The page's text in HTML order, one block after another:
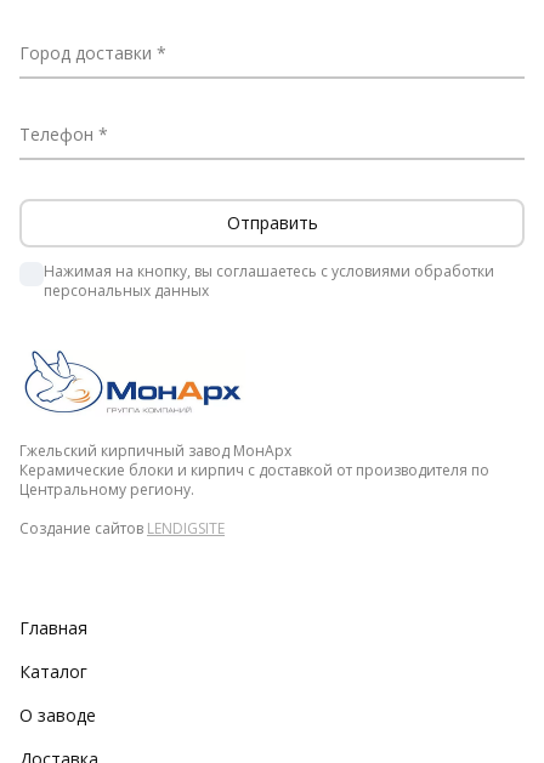
Город доставки
Телефон
Нажимая на кнопку, вы соглашаетесь с условиями обработки
персональных данных
Гжельский кирпичный завод МонАрх
Керамические блоки и кирпич с доставкой от производителя по
Центральному региону.
Создание сайтов LENDIGSITE
Главная
Каталог
О заводе